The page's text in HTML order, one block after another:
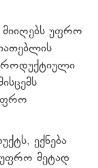
უფრო
ექნება
უფრო მეტად